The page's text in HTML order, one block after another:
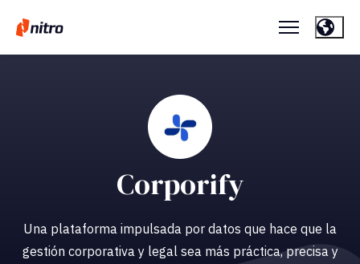
Corporify
Una plataforma impulsada por datos que hace que la
gestión corporativa y legal sea más práctica, precisa y